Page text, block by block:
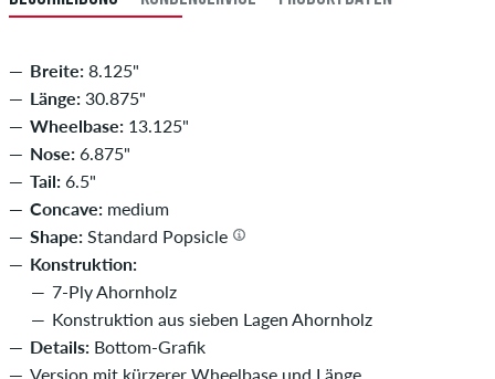
Breite: 8.125"
Länge: 30.875"
Wheelbase: 13.125"
Nose: 6.875"
Tail: 6.5"
Concave: medium
Shape: Standard Popsicle
Konstruktion:
7-Ply Ahornholz
Konstruktion aus sieben Lagen Ahornholz
Details: Bottom-Grafik
Version mit kürzerer Wheelbase und Länge